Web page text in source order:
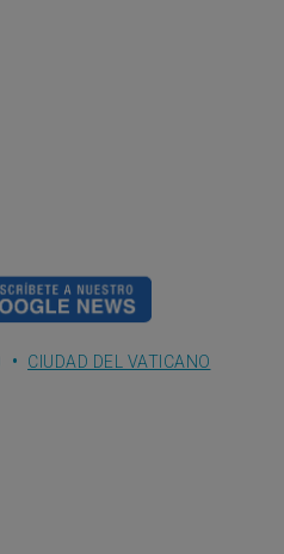
CIUDAD DEL VATICANO